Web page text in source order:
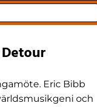
Eric Bibb
och